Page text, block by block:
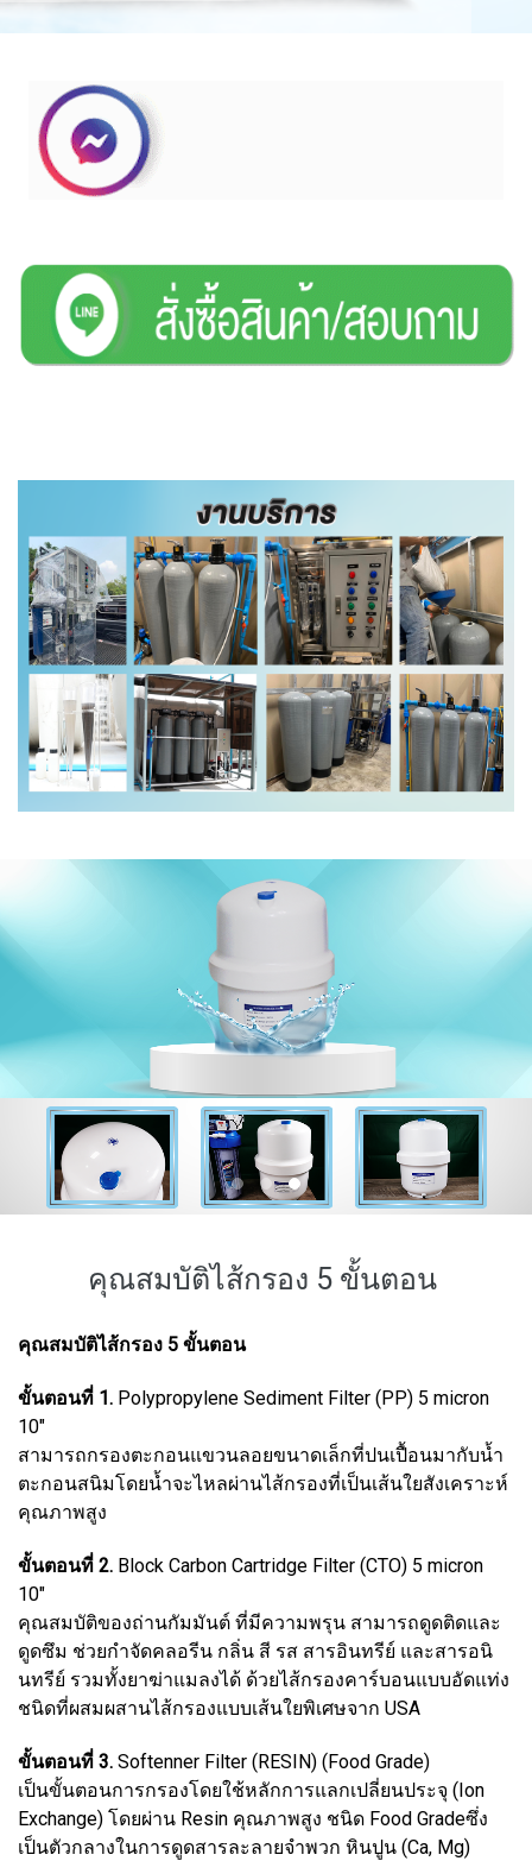
คุณสมบัติไส้กรอง 5 ขั้นตอน
คุณสมบัติไส้กรอง 5 ขั้นตอน
ขั้นตอนที่ 1. Polypropylene Sediment Filter (PP) 5 micron
10"
สามารถกรองตะกอนแขวนลอยขนาดเล็กที่ปนเปื้อนมากับน้ำ
ตะกอนสนิมโดยน้ำจะไหลผ่านไส้กรองที่เป็นเส้นใยสังเคราะห์
คุณภาพสูง
ขั้นตอนที่ 2. Block Carbon Cartridge Filter (CTO) 5 micron
10"
คุณสมบัติของถ่านกัมมันต์ ที่มีความพรุน สามารถดูดติดและ
ดูดซึม ช่วยกำจัดคลอรีน กลิ่น สี รส สารอินทรีย์ และสารอนิ
นทรีย์ รวมทั้งยาฆ่าแมลงได้ ด้วยไส้กรองคาร์บอนแบบอัดแท่ง
ชนิดที่ผสมผสานไส้กรองแบบเส้นใยพิเศษจาก USA
ขั้นตอนที่ 3. Softenner Filter (RESIN) (Food Grade)
เป็นขั้นตอนการกรองโดยใช้หลักการแลกเปลี่ยนประจุ (Ion
Exchange) โดยผ่าน Resin คุณภาพสูง ชนิด Food Gradeซึ่ง
เป็นตัวกลางในการดูดสารละลายจำพวก หินปูน (Ca, Mg)